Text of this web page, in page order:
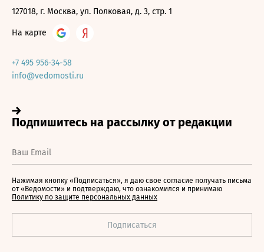
127018, г. Москва, ул. Полковая, д. 3, стр. 1
На карте
+7 495 956-34-58
info@vedomosti.ru
Нажимая кнопку «Подписаться», я даю свое согласие получать письма
от «Ведомости» и подтверждаю, что ознакомился и принимаю
Политику по защите персональных данных